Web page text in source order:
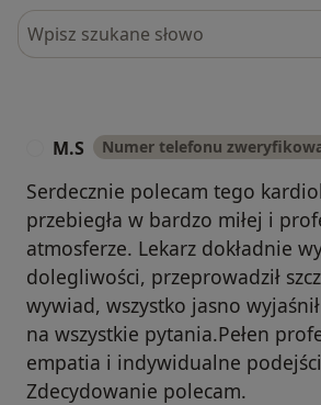
Szukaj w opiniach
M.S Numer telefonu
Serdecznie polecam tego
przebiegła w bardzo miłej i
atmosferze. Lekarz dokładnie
dolegliwości, przeprowadził
wywiad, wszystko jasno
na wszystkie pytania.Pełen
empatia i indywidualne
Zdecydowanie polecam.